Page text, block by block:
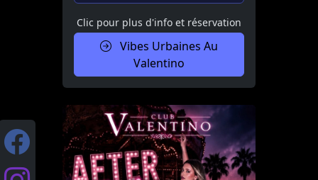
Clic pour plus d'info et réservation
Vibes Urbaines Au
Valentino